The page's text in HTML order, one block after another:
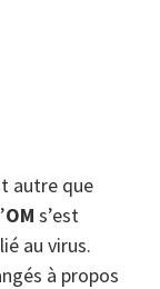
autre que
OM s’est
au virus.
à propos